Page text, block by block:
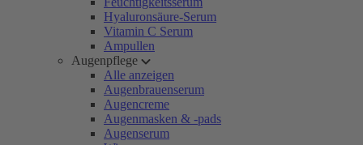
Hyaluronsäure-Serum
Vitamin C Serum
Ampullen
Augenpflege
Alle anzeigen
Augenbrauenserum
Augencreme
Augenmasken & -pads
Augenserum